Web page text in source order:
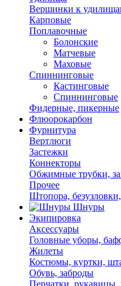
Вершинки к
Карповые
Поплавочные
Болонские
Матчевые
Маховые
Спиннинговые
Кастинговые
Спиннинговые
Фидерные, пикерные
Флюорокарбон
Фурнитура
Вертлюги
Застежки
Коннекторы
Обжимные трубки,
Прочее
Штопора,
Шнуры
Экипировка
Аксессуары
Головные уборы,
Жилеты
Костюмы, куртки,
Обувь, заброды
Перчатки, рукавицы,